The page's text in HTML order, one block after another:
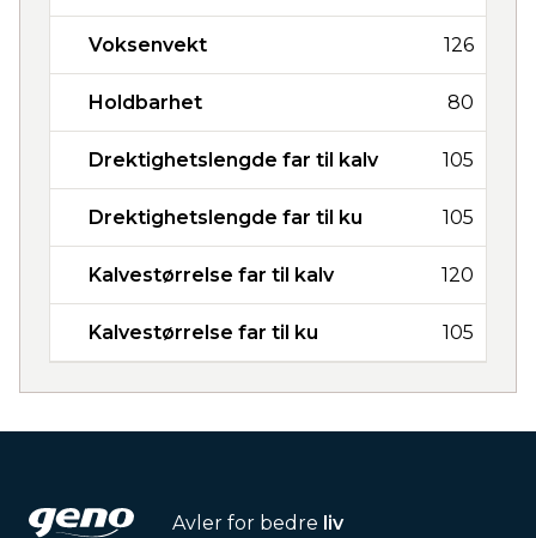
Voksenvekt 126
Holdbarhet 80
Drektighetslengde far til kalv 105
Drektighetslengde far til ku 105
Kalvestørrelse far til kalv 120
Kalvestørrelse far til ku 105
Avler for bedre liv